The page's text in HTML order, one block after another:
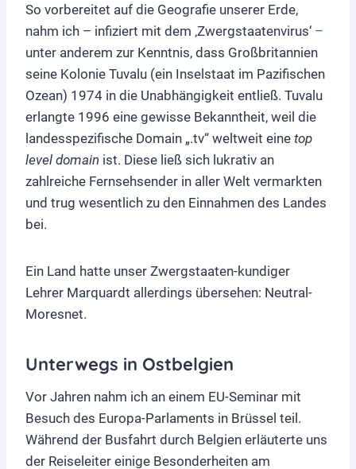
So vorbereitet auf die Geografie unserer Erde,
nahm ich – infiziert mit dem ‚Zwergstaatenvirus‘ –
unter anderem zur Kenntnis, dass Großbritannien
seine Kolonie Tuvalu (ein Inselstaat im Pazifischen
Ozean) 1974 in die Unabhängigkeit entließ. Tuvalu
erlangte 1996 eine gewisse Bekanntheit, weil die
landesspezifische Domain „.tv“ weltweit eine top
level domain ist. Diese ließ sich lukrativ an
zahlreiche Fernsehsender in aller Welt vermarkten
und trug wesentlich zu den Einnahmen des Landes
bei.
Ein Land hatte unser Zwergstaaten-kundiger
Lehrer Marquardt allerdings übersehen: Neutral-
Moresnet.
Unterwegs in Ostbelgien
Vor Jahren nahm ich an einem EU-Seminar mit
Besuch des Europa-Parlaments in Brüssel teil.
Während der Busfahrt durch Belgien erläuterte uns
der Reiseleiter einige Besonderheiten am